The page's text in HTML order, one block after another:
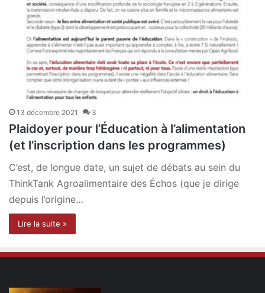
13 décembre 2021 3
Plaidoyer pour l’Éducation à l’alimentation
(et l’inscription dans les programmes)
C’est, de longue date, un sujet de débats au sein du
ThinkTank Agroalimentaire des Échos (que je dirige
depuis l’origine…
Lire la suite »